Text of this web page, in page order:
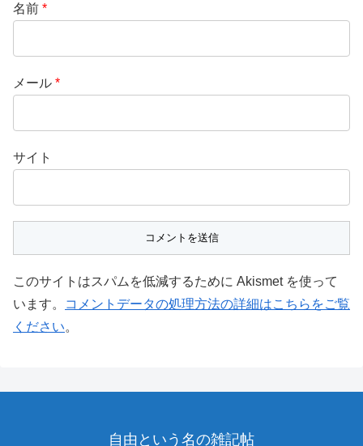
名前 *
メール *
サイト
このサイトはスパムを低減するために Akismet を使って
います。
コメントデータの処理方法の詳細はこちらをご覧
ください。
自由という名の雑記帖